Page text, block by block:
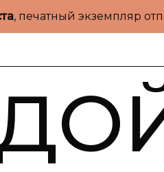
, печатный экземпляр